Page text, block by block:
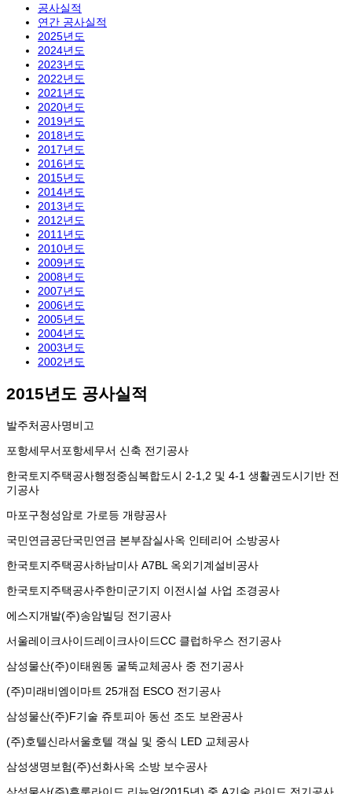
공사실적
연간 공사실적
2025년도
2024년도
2023년도
2022년도
2021년도
2020년도
2019년도
2018년도
2017년도
2016년도
2015년도
2014년도
2013년도
2012년도
2011년도
2010년도
2009년도
2008년도
2007년도
2006년도
2005년도
2004년도
2003년도
2002년도
2015년도 공사실적
발주처공사명비고
포항세무서 포항세무서 신축 전기공사
한국토지주택공사행정중심복합도시 2-1,2 및 4-1 생활권도시기반 전
기공사
마포구청성암로 가로등 개량공사
국민연금공단국민연금 본부잠실사옥 인테리어 소방공사
한국토지주택공사하남미사 A7BL 옥외기계설비공사
한국토지주택공사주한미군기지 이전시설 사업 조경공사
에스지개발(주)송암빌딩 전기공사
서울레이크사이드레이크사이드CC 클럽하우스 전기공사
삼성물산(주)이태원동 굴뚝교체공사 중 전기공사
(주)미래비엠이마트 25개점 ESCO 전기공사
삼성물산(주)F기술 쥬토피아 동선 조도 보완공사
(주)호텔신라서울호텔 객실 및 중식 LED 교체공사
삼성생명보험(주)선화사옥 소방 보수공사
삼성물산(주)후룸라이드 리뉴얼(2015년) 중 A기술 라이드 전기공사